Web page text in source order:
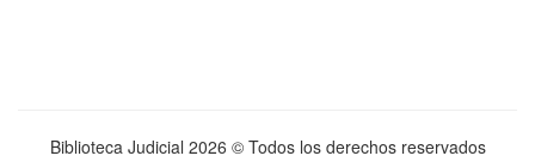
Biblioteca Judicial 2026 © Todos los derechos reservados